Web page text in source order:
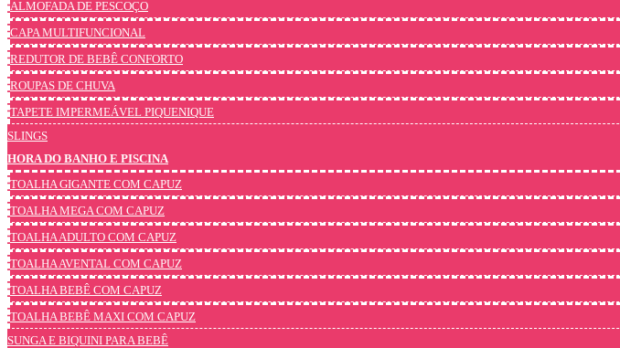
ALMOFADA DE PESCOÇO
CAPA MULTIFUNCIONAL
REDUTOR DE BEBÊ CONFORTO
ROUPAS DE CHUVA
TAPETE IMPERMEÁVEL PIQUENIQUE
SLINGS
HORA DO BANHO E PISCINA
TOALHA GIGANTE COM CAPUZ
TOALHA MEGA COM CAPUZ
TOALHA ADULTO COM CAPUZ
TOALHA AVENTAL COM CAPUZ
TOALHA BEBÊ COM CAPUZ
TOALHA BEBÊ MAXI COM CAPUZ
SUNGA E BIQUINI PARA BEBÊ